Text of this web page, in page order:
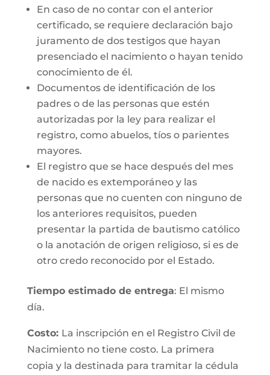
En caso de no contar con el anterior
certificado, se requiere declaración bajo
juramento de dos testigos que hayan
presenciado el nacimiento o hayan tenido
conocimiento de él.
Documentos de identificación de los
padres o de las personas que estén
autorizadas por la ley para realizar el
registro, como abuelos, tíos o parientes
mayores.
El registro que se hace después del mes
de nacido es extemporáneo y las
personas que no cuenten con ninguno de
los anteriores requisitos, pueden
presentar la partida de bautismo católico
o la anotación de origen religioso, si es de
otro credo reconocido por el Estado.
Tiempo estimado de entrega: El mismo
día.
Costo: La inscripción en el Registro Civil de
Nacimiento no tiene costo. La primera
copia y la destinada para tramitar la cédula